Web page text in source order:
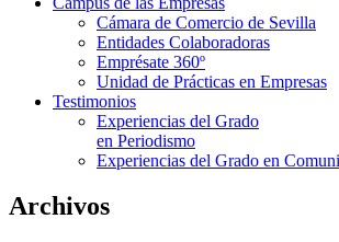
Cámara de Comercio de Sevilla
Entidades Colaboradoras
Emprésate 360º
Unidad de Prácticas en Empresas
Testimonios
Experiencias del Grado
en Periodismo
Experiencias del Grado en
Archivos